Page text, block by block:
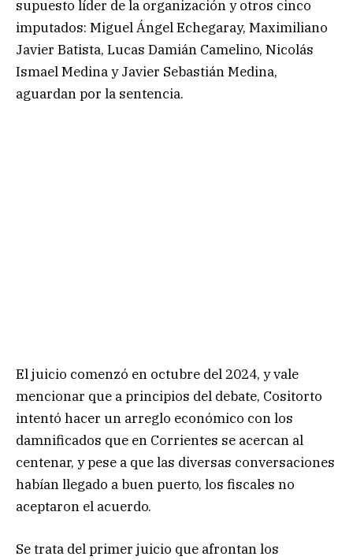
supuesto líder de la organización y otros cinco
imputados: Miguel Ángel Echegaray, Maximiliano
Javier Batista, Lucas Damián Camelino, Nicolás
Ismael Medina y Javier Sebastián Medina,
aguardan por la sentencia.
El juicio comenzó en octubre del 2024, y vale
mencionar que a principios del debate, Cositorto
intentó hacer un arreglo económico con los
damnificados que en Corrientes se acercan al
centenar, y pese a que las diversas conversaciones
habían llegado a buen puerto, los fiscales no
aceptaron el acuerdo.
Se trata del primer juicio que afrontan los